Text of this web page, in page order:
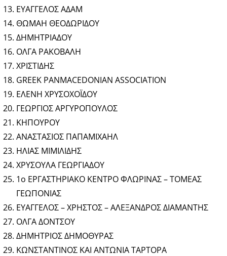
ΕΥΑΓΓΕΛΟΣ ΑΔΑΜ
ΘΩΜΑΗ ΘΕΟΔΩΡΙΔΟΥ
ΔΗΜΗΤΡΙΑΔΟΥ
ΟΛΓΑ ΡΑΚΟΒΑΛΗ
ΧΡΙΣΤΙΔΗΣ
GREEK PANMACEDONIAN ASSOCIATION
ΕΛΕΝΗ ΧΡΥΣΟΧΟΪΔΟΥ
ΓΕΩΡΓΙΟΣ ΑΡΓΥΡΟΠΟΥΛΟΣ
ΚΗΠΟΥΡΟΥ
ΑΝΑΣΤΑΣΙΟΣ ΠΑΠΑΜΙΧΑΗΛ
ΗΛΙΑΣ ΜΙΜΙΛΙΔΗΣ
ΧΡΥΣΟΥΛΑ ΓΕΩΡΓΙΑΔΟΥ
1ο ΕΡΓΑΣΤΗΡΙΑΚΟ ΚΕΝΤΡΟ ΦΛΩΡΙΝΑΣ – ΤΟΜΕΑΣ
ΓΕΩΠΟΝΙΑΣ
ΕΥΑΓΓΕΛΟΣ – ΧΡΗΣΤΟΣ – ΑΛΕΞΑΝΔΡΟΣ ΔΙΑΜΑΝΤΗΣ
ΟΛΓΑ ΔΟΝΤΣΟΥ
ΔΗΜΗΤΡΙΟΣ ΔΗΜΟΘΥΡΑΣ
ΚΩΝΣΤΑΝΤΙΝΟΣ ΚΑΙ ΑΝΤΩΝΙΑ ΤΑΡΤΟΡΑ